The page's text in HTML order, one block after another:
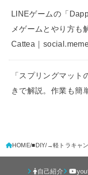
LINEゲームの「
メゲームとやり方も
Cattea｜
「スプリングマッ
きで解説。作業も簡
HOME ■DIY →軽トラキャ
自己紹介